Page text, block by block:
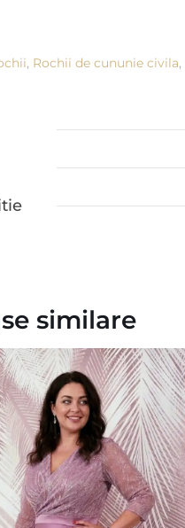
, Rochii de cununie civila,
similare